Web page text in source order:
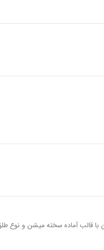
با قالب آماده سخته میشن و